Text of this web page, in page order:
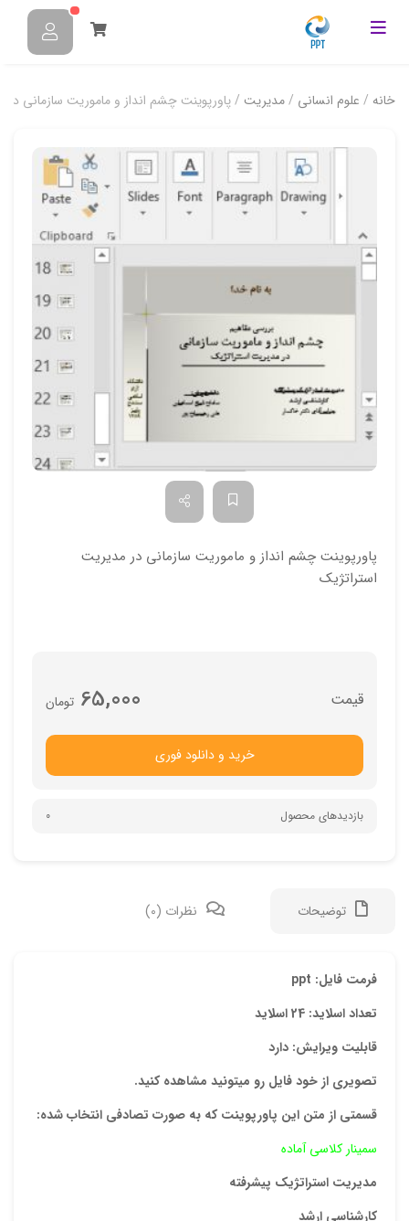
خانه / علوم انسانی /مدیریت / پاورپوینت چشم انداز و ماموریت سازمانی در
پاورپوینت چشم انداز و ماموریت سازمانی در مدیریت
استراتژیک
تومان 65,000
خرید و دانلود فوری
بازدیدهای محصول 0
توضیحات نظرات (0)
فرمت فایل: ppt
تعداد اسلاید: 24 اسلاید
قابلیت ویرایش: دارد
تصویری از خود فایل رو میتونید مشاهده کنید.
قسمتی از متن این پاورپوینت که به صورت تصادفی انتخاب شده:
سمینار کلاسی آماده
مدیریت استراتژیک پیشرفته
کارشناسی ارشد